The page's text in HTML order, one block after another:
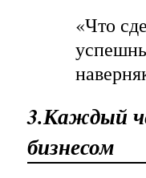
«Что
3.Каждый
бизнесом